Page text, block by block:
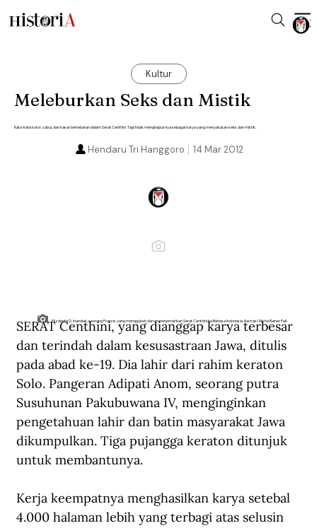
Kultur
Meleburkan Seks dan Mistik
Kata-kata kotor, cabul, dan kasar bertebaran dalam Serat Centhini. Tapi tidak menghapusnya sebagai karya yang menyatukan seks dan mistik.
14 Mar 2012
Hendaru Tri Hanggoro
Elizabeth D. Inandiak, seorang Prancis yang menggubah dan menerjemahkan Serat Centhini ke Bahasa Indonesia. Ilustrasi: Micha Rainer Pali.
SERAT Centhini, yang dianggap karya terbesar
dan terindah dalam kesusastraan Jawa, ditulis
pada abad ke-19. Dia lahir dari rahim keraton
Solo. Pangeran Adipati Anom, seorang putra
Susuhunan Pakubuwana IV, menginginkan
pengetahuan lahir dan batin masyarakat Jawa
dikumpulkan. Tiga pujangga keraton ditunjuk
untuk membantunya.
Kerja keempatnya menghasilkan karya setebal
4.000 halaman lebih yang terbagi atas selusin